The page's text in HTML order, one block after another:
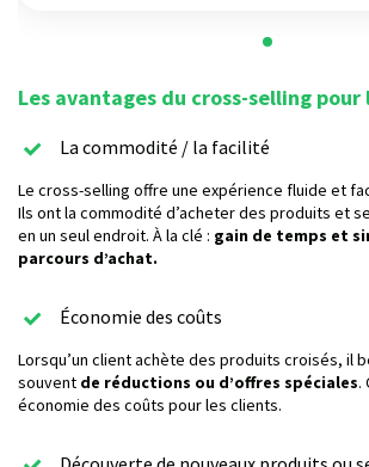
Les avantages du cross-selling pour
La commodité / la facilité
Le cross-selling offre une expérience fluide et
Ils ont la commodité d’acheter des produits et
en un seul endroit. À la clé : gain de temps et
parcours d’achat.
Économie des coûts
Lorsqu’un client achète des produits croisés, il
souvent de réductions ou d’offres spéciales.
économie des coûts pour les clients.